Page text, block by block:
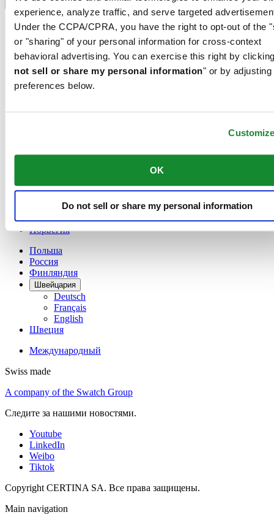
experience, analyze traffic, and serve targeted
Under the CCPA/CPRA, you have the right to opt-out of the
or "sharing" of your personal information for cross-context
behavioral advertising. You can exercise this right by
not sell or share my personal information" or by adjusting
preferences below.
OK
Do not sell or share my personal information
Переключатель языка
France
Австрия
Бельгия
Dutch
Français
Великобритания
Люксембург
Français
Нидерланды
Норвегия
Польша
Россия
Финляндия
Швейцария
Deutsch
Français
English
Швеция
Международный
Swiss made
A company of the Swatch Group
Следите за нашими новостями.
Youtube
LinkedIn
Weibo
Tiktok
Copyright CERTINA SA. Все права защищены.
Main navigation